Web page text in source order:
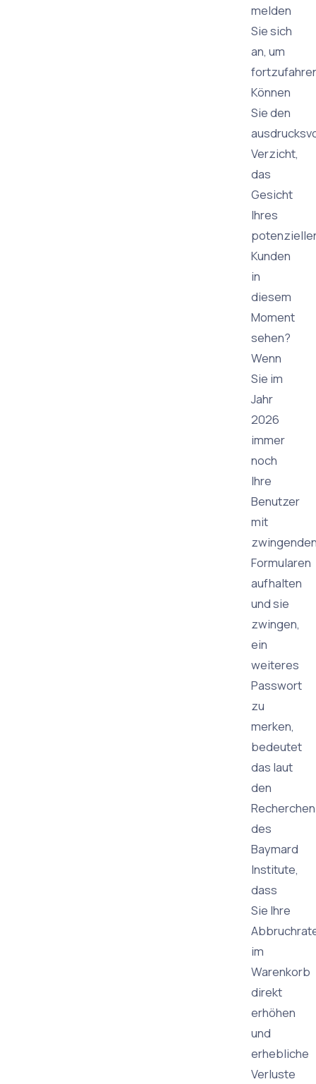
melden
Sie sich
an, um
Können
Sie den
Verzicht,
das
Gesicht
Ihres
Kunden
in
diesem
Moment
sehen?
Wenn
Sie im
Jahr
2026
immer
noch
Ihre
Benutzer
mit
Formularen
aufhalten
und sie
zwingen,
ein
weiteres
Passwort
zu
merken,
bedeutet
das laut
den
Recherchen
des
Baymard
Institute,
dass
Sie Ihre
im
Warenkorb
direkt
erhöhen
und
erhebliche
Verluste